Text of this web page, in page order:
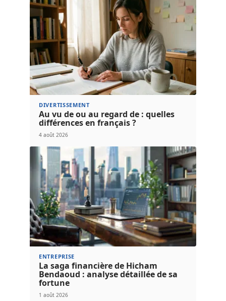
DIVERTISSEMENT
Au vu de ou au regard de : quelles
différences en français ?
4 août 2026
ENTREPRISE
La saga financière de Hicham
Bendaoud : analyse détaillée de sa
fortune
1 août 2026